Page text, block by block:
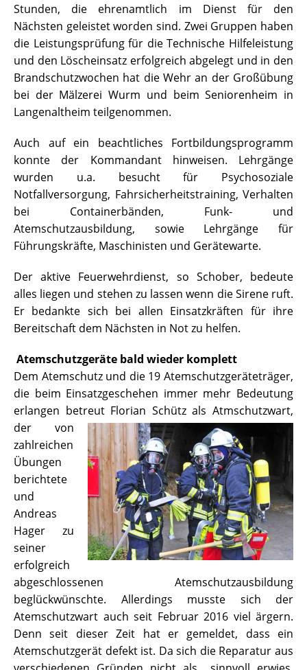
Stunden, die ehrenamtlich im Dienst für den
Nächsten geleistet worden sind. Zwei Gruppen haben
die Leistungsprüfung für die Technische Hilfeleistung
und den Löscheinsatz erfolgreich abgelegt und in den
Brandschutzwochen hat die Wehr an der Großübung
bei der Mälzerei Wurm und beim Seniorenheim in
Langenaltheim teilgenommen.
Auch auf ein beachtliches Fortbildungsprogramm
konnte der Kommandant hinweisen. Lehrgänge
wurden u.a. besucht für Psychosoziale
Notfallversorgung, Fahrsicherheitstraining, Verhalten
bei Containerbänden, Funk- und
Atemschutzausbildung, sowie Lehrgänge für
Führungskräfte, Maschinisten und Gerätewarte.
Der aktive Feuerwehrdienst, so Schober, bedeute
alles liegen und stehen zu lassen wenn die Sirene ruft.
Er bedankte sich bei allen Einsatzkräften für ihre
Bereitschaft dem Nächsten in Not zu helfen.
Atemschutzgeräte bald wieder komplett
Dem Atemschutz und die 19 Atemschutzgeräteträger,
die beim Einsatzgeschehen immer mehr Bedeutung
erlangen betreut Florian Schütz als Atmschutzwart,
der von
zahlreichen
Übungen
berichtete
und
Andreas
Hager zu
seiner
erfolgreich
abgeschlossenen Atemschutzausbildung
beglückwünschte. Allerdings musste sich der
Atemschutzwart auch seit Februar 2016 viel ärgern.
Denn seit dieser Zeit hat er gemeldet, dass ein
Atemschutzgerät defekt ist. Da sich die Reparatur aus